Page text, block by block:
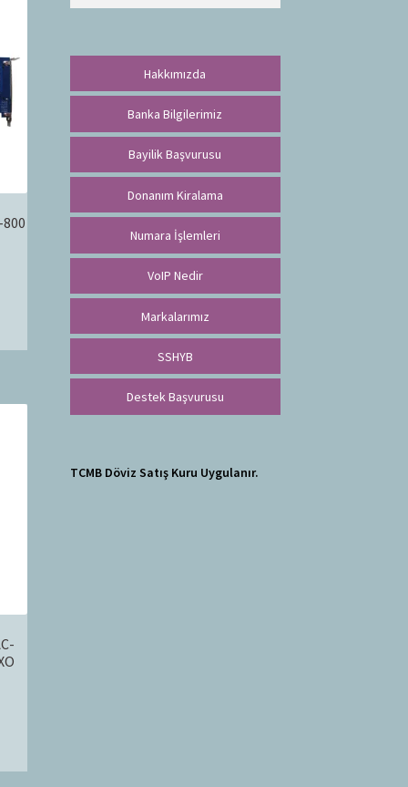
Hakkımızda
Banka Bilgilerimiz
Bayilik Başvurusu
Donanım Kiralama
Numara İşlemleri
VoIP Nedir
Markalarımız
SSHYB
Destek Başvurusu
TCMB Döviz Satış Kuru Uygulanır.